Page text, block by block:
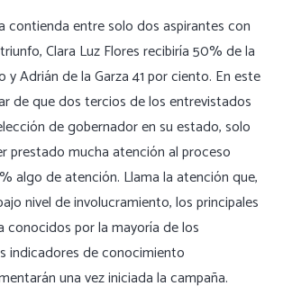
contienda entre solo dos aspirantes con
Clara Luz Flores recibiría 50% de la
Adrián de la Garza 41 por ciento. En este
de que dos tercios de los entrevistados
de gobernador en su estado, solo
prestado mucha atención al proceso
algo de atención. Llama la atención que,
nivel de involucramiento, los principales
conocidos por la mayoría de los
indicadores de conocimiento
una vez iniciada la campaña.